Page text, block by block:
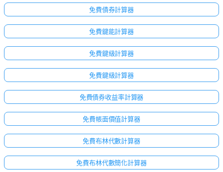
問
題
免費債券計算器
免費鍵能計算器
免費鍵級計算器
免費鍵級計算器
免費債券收益率計算器
免費帳面價值計算器
免費布林代數計算器
免費布林代數簡化計算器